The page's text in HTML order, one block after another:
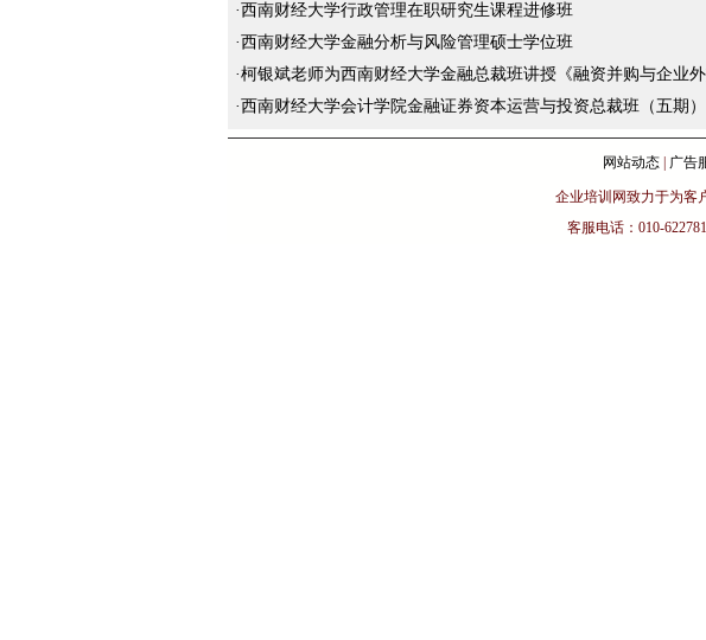
·西南财经大学行政管理在职研究生课程进修班
·西南财经大学金融分析与风险管理硕士学位班
·柯银斌老师为西南财经大学金融总裁班讲授《融资并购与企业
·西南财经大学会计学院金融证券资本运营与投资总裁班（五期）
网站动态 广告
企业培训网致力于为客
客服电话：010-